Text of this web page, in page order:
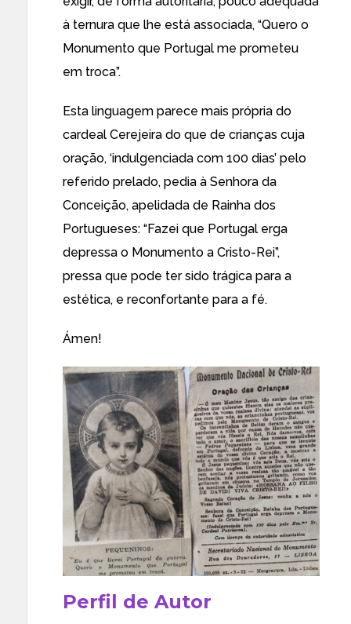
à ternura que lhe está associada, “Quero o
Monumento que Portugal me prometeu
em troca”.
Esta linguagem parece mais própria do
cardeal Cerejeira do que de crianças cuja
oração, ‘indulgenciada com 100 dias’ pelo
referido prelado, pedia à Senhora da
Conceição, apelidada de Rainha dos
Portugueses: “Fazei que Portugal erga
depressa o Monumento a Cristo-Rei”,
pressa que pode ter sido trágica para a
estética, e reconfortante para a fé.
Ámen!
Perfil de Autor